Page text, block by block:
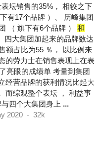
坛销售的35%， 相较之下
有17个品牌 ）、 历峰集团
（ 旗下有6个品牌 ） 和
四大集团加起来的品牌数达
额占比为55 ％， 以比例来
的劳力士在销售表现上在表
亮眼的成绩单 考量到集团
经营品牌的获利情况比起大
而综观整个表坛 ， 利益事
四个大集团身上 ...
2020 - 32k